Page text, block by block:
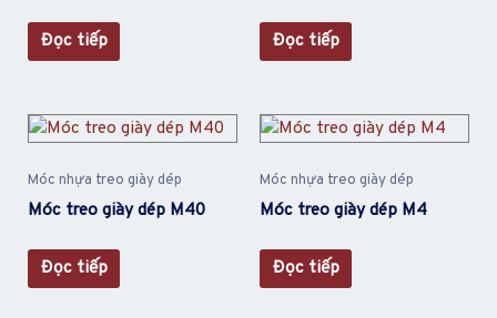
Đọc tiếp Đọc tiếp
Móc nhựa treo giày dép
Móc treo giày dép M40
Đọc tiếp
Móc nhựa treo giày dép
Móc treo giày dép M4
Đọc tiếp